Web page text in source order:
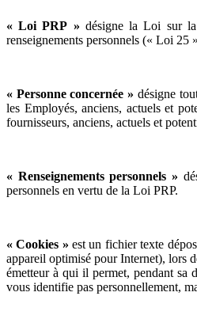
« Loi PRP » désigne la Loi sur la
renseignements personnels (« Loi 25
« Personne concernée » désigne
les Employés, anciens, actuels et
fournisseurs, anciens, actuels et
« Renseignements personnels »
personnels en vertu de la Loi PRP.
« Cookies » est un fichier texte
appareil optimisé pour Internet), lors
émetteur à qui il permet, pendant sa
vous identifie pas personnellement,